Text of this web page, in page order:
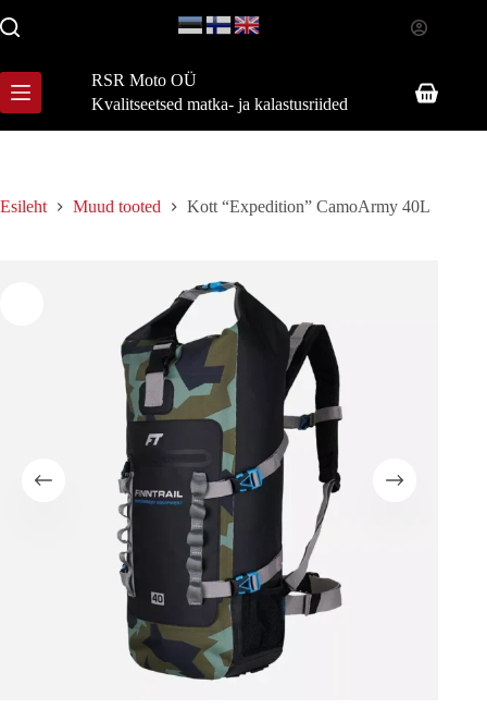
to
RSR Moto OÜ
Kvalitseetsed matka- ja kalastusriided
Shopping
Esileht Muud tooted Kott “Expedition” CamoArmy 40L